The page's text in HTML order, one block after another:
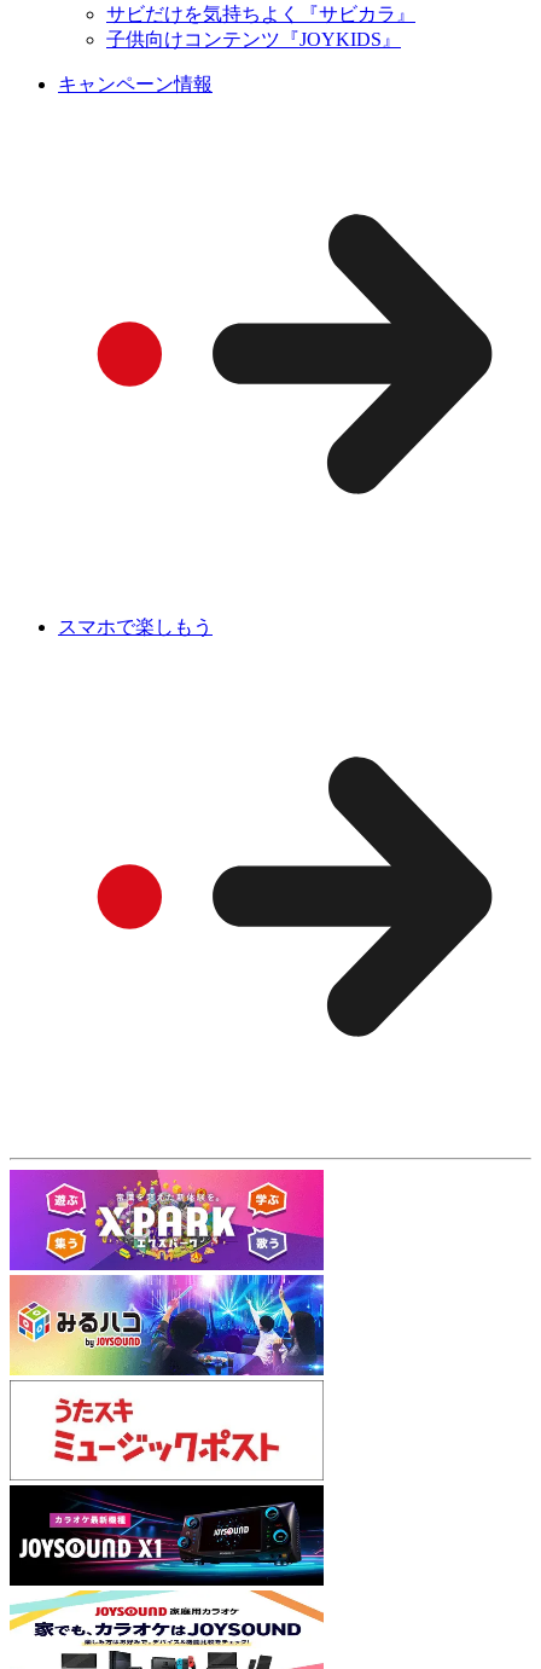
サビだけを気持ちよく『サビカラ』
子供向けコンテンツ『JOYKIDS』
キャンペーン情報
スマホで楽しもう